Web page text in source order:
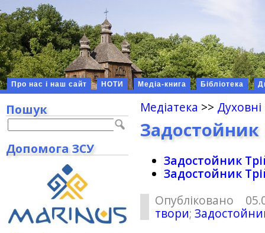
Про нас і наш сайт НОТИ Медіа-книга Бібліотека
Медіатека >>
Задостойник
Задостойник
Задостойник
Опубліковано
твори;
Пошук
Допомога ЗСУ